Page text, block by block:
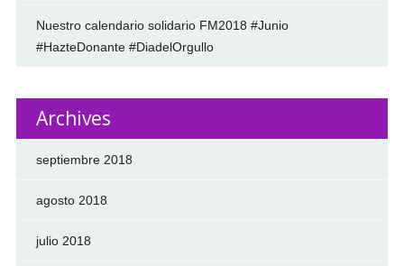
Nuestro calendario solidario FM2018 #Junio
#HazteDonante #DiadelOrgullo
Archives
septiembre 2018
agosto 2018
julio 2018